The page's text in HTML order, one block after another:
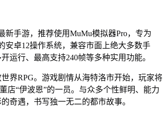
新手游，推荐使用MuMu模拟器Pro，专为
安卓12操作系统，兼容市面上绝大多数手
运行、最高支持240帧等多种实用功能。
界RPG。游戏剧情从海特洛市开始，玩家将
店“伊波恩”的一员。与众多个性鲜明、能力
奇遇，书写独一无二的都市故事。